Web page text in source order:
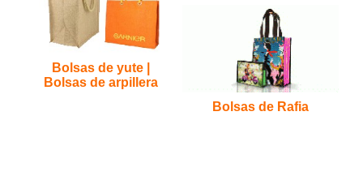
Bolsas de yute |
Bolsas de arpillera
Bolsas de Rafia